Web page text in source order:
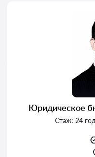
Юридическое
Стаж: 24